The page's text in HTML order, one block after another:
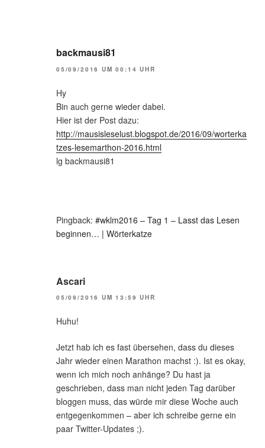
backmausi81
05/09/2016 UM 00:14 UHR
Hy
Bin auch gerne wieder dabei.
Hier ist der Post dazu:
http://mausisleselust.blogspot.de/2016/09/worterka
tzes-lesemarthon-2016.html
lg backmausi81
Pingback: #wklm2016 – Tag 1 – Lasst das Lesen
beginnen… | Wörterkatze
Ascari
05/09/2016 UM 13:59 UHR
Huhu!
Jetzt hab ich es fast übersehen, dass du dieses
Jahr wieder einen Marathon machst :). Ist es okay,
wenn ich mich noch anhänge? Du hast ja
geschrieben, dass man nicht jeden Tag darüber
bloggen muss, das würde mir diese Woche auch
entgegenkommen – aber ich schreibe gerne ein
paar Twitter-Updates ;).